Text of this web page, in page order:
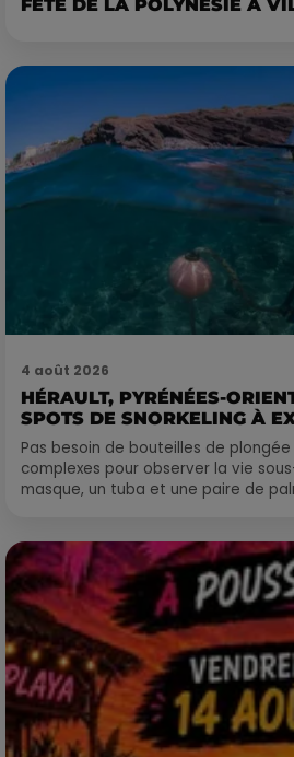
FÊTE DE LA POLYNÉSIE À
4 août 2026
HÉRAULT, PYRÉNÉES-
SPOTS DE SNORKELING À
Pas besoin de bouteilles de
complexes pour observer la vie
masque, un tuba et une paire de